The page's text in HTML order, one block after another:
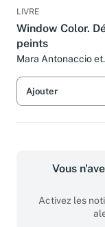
LIVRE
Window Color.
peints
Mara Antonaccio et
Ajouter
Vous
Activez les